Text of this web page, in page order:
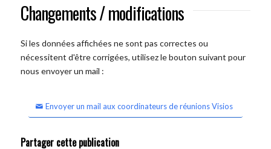
Changements / modifications
Si les données affichées ne sont pas correctes ou
nécessitent d'être corrigées, utilisez le bouton suivant pour
nous envoyer un mail :
Envoyer un mail aux coordinateurs de réunions Visios
Partager cette publication